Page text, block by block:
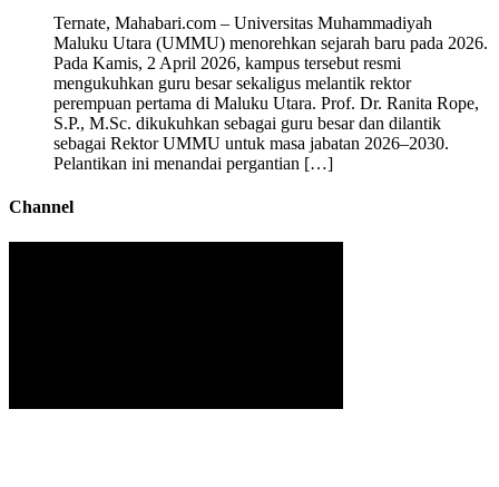
Ternate, Mahabari.com – Universitas Muhammadiyah
Maluku Utara (UMMU) menorehkan sejarah baru pada 2026.
Pada Kamis, 2 April 2026, kampus tersebut resmi
mengukuhkan guru besar sekaligus melantik rektor
perempuan pertama di Maluku Utara. Prof. Dr. Ranita Rope,
S.P., M.Sc. dikukuhkan sebagai guru besar dan dilantik
sebagai Rektor UMMU untuk masa jabatan 2026–2030.
Pelantikan ini menandai pergantian […]
Channel